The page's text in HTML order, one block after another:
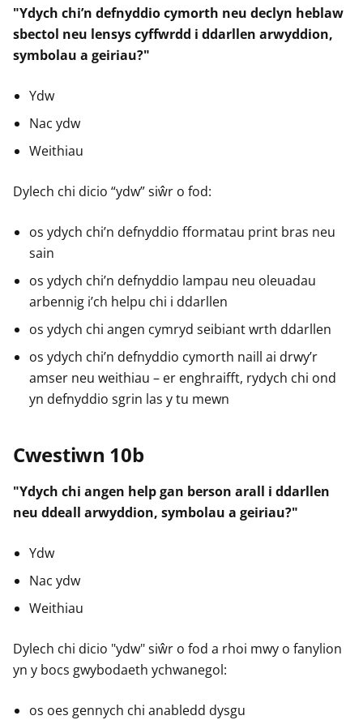
"Ydych chi’n defnyddio cymorth neu declyn heblaw
sbectol neu lensys cyffwrdd i ddarllen arwyddion,
symbolau a geiriau?"
Ydw
Nac ydw
Weithiau
Dylech chi dicio “ydw” siŵr o fod:
os ydych chi’n defnyddio fformatau print bras neu
sain
os ydych chi’n defnyddio lampau neu oleuadau
arbennig i’ch helpu chi i ddarllen
os ydych chi angen cymryd seibiant wrth ddarllen
os ydych chi’n defnyddio cymorth naill ai drwy’r
amser neu weithiau – er enghraifft, rydych chi ond
yn defnyddio sgrin las y tu mewn
Cwestiwn 10b
"Ydych chi angen help gan berson arall i ddarllen
neu ddeall arwyddion, symbolau a geiriau?"
Ydw
Nac ydw
Weithiau
Dylech chi dicio "ydw" siŵr o fod a rhoi mwy o fanylion
yn y bocs gwybodaeth ychwanegol:
os oes gennych chi anabledd dysgu